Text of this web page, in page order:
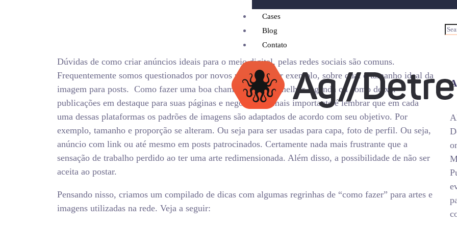
Cases
Blog
Contato
Dúvidas de como criar anúncios ideais para o meio digital, pelas redes sociais são comuns.
Frequentemente somos questionados por novos usuários. Por exemplo, sobre qual o tamanho ideal da
imagem para posts. Como fazer uma boa chamada. Qual a melhor legenda ou como deixar
publicações em destaque para suas páginas e negócios. O mais importante é lembrar que em cada
uma dessas plataformas os padrões de imagens são adaptados de acordo com seu objetivo. Por
exemplo, tamanho e proporção se alteram. Ou seja para ser usadas para capa, foto de perfil. Ou seja,
anúncio com link ou até mesmo em posts patrocinados. Certamente nada mais frustrante que a
sensação de trabalho perdido ao ter uma arte redimensionada. Além disso, a possibilidade de não ser
aceita ao postar.
Pensando nisso, criamos um compilado de dicas com algumas regrinhas de “como fazer” para artes e
imagens utilizadas na rede. Veja a seguir: